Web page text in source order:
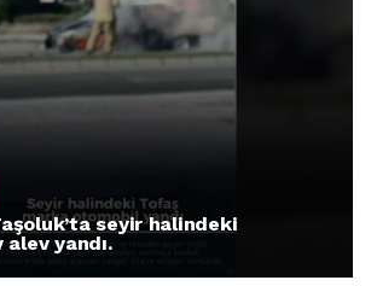
seyir halindeki
yandı.